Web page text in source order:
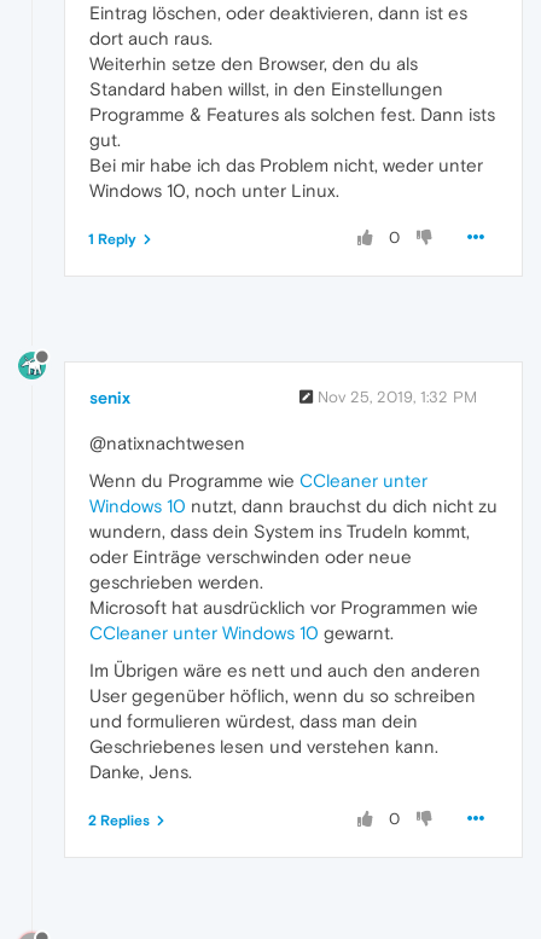
Eintrag löschen, oder deaktivieren, dann ist es
dort auch raus.
Weiterhin setze den Browser, den du als
Standard haben willst, in den Einstellungen
Programme & Features als solchen fest. Dann ists
gut.
Bei mir habe ich das Problem nicht, weder unter
Windows 10, noch unter Linux.
0
1 Reply
senix Nov 25, 2019, 1:32 PM
@natixnachtwesen
Wenn du Programme wie CCleaner unter
Windows 10 nutzt, dann brauchst du dich nicht zu
wundern, dass dein System ins Trudeln kommt,
oder Einträge verschwinden oder neue
geschrieben werden.
Microsoft hat ausdrücklich vor Programmen wie
CCleaner unter Windows 10 gewarnt.
Im Übrigen wäre es nett und auch den anderen
User gegenüber höflich, wenn du so schreiben
und formulieren würdest, dass man dein
Geschriebenes lesen und verstehen kann.
Danke, Jens.
0
2 Replies